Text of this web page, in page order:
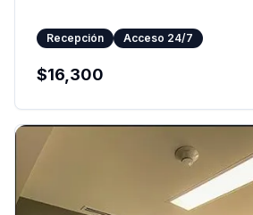
Recepción Acceso 24/7
$16,300